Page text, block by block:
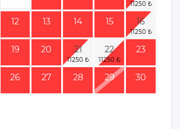
12 13 14 15 16
19 20 21 22 23
26 27 28 29 30